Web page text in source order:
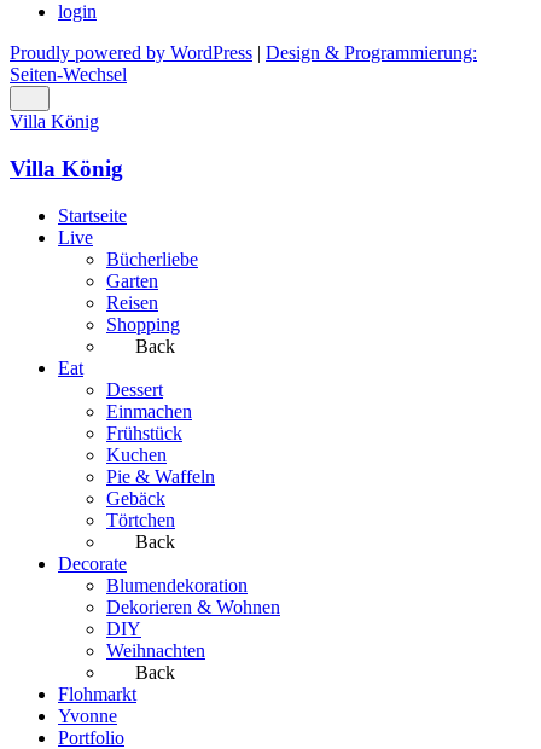
login
Proudly powered by WordPress
Design & Programmierung:
Seiten-Wechsel
Villa König
Villa König
Startseite
Live
Bücherliebe
Garten
Reisen
Shopping
Back
Eat
Dessert
Einmachen
Frühstück
Kuchen
Pie & Waffeln
Gebäck
Törtchen
Back
Decorate
Blumendekoration
Dekorieren & Wohnen
DIY
Weihnachten
Back
Flohmarkt
Yvonne
Portfolio